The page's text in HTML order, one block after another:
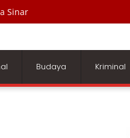
Sinar
Budaya Kriminal